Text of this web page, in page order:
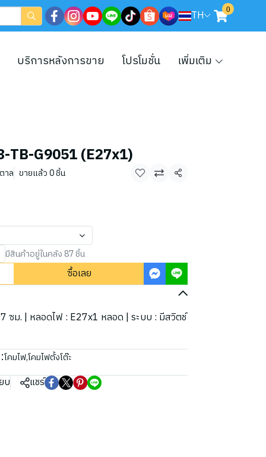
TH 0
บริการหลังการขาย โปรโมชั่น เพิ่มเติม
TB-G9051 (E27x1)
าล ขายแล้ว 0 ชิ้น
แชร์
มีสินค้าอยู่ในคลัง 87 ชิ้น
ซื้อเลย
ซม. | หลอดไฟ : E27x1 หลอด | ระบบ : มีสวิตช์
โคมไฟ,โคมไฟตั้งโต๊ะ
บ แชร์